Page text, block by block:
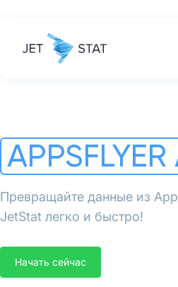
Превращайте данные из
JetStat легко и быстро!
Начать сейчас